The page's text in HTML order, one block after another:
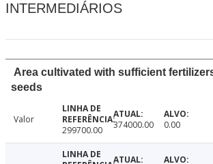
INTERMEDIÁRIOS
Area cultivated with sufficient
seeds
Valor
299700.00
374000.00 0.00